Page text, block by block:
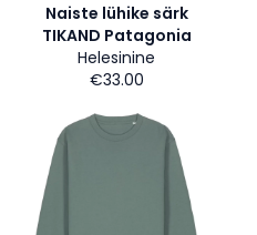
Naiste lühike särk
TIKAND Patagonia
Helesinine
€33.00